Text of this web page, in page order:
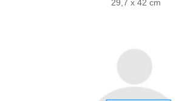
29,7 x 42 cm